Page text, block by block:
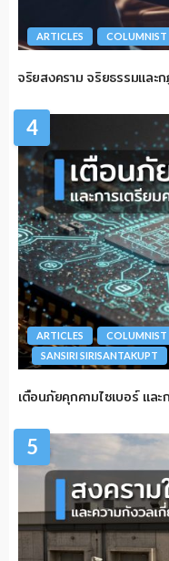
ARTICLES COLUMNIST
จริยสงคราม จริยธรรมและ
4
ARTICLES COLUMNIST
SANSIRI SIRISANTAKUPT
เตือนภัยคุกคามไซเบอร์ แล
5